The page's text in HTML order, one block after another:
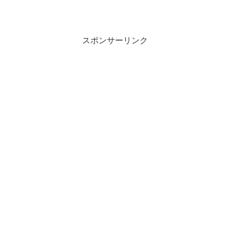
スポンサーリンク